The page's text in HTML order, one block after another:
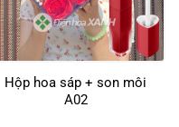
Hộp hoa sáp + son môi
A02